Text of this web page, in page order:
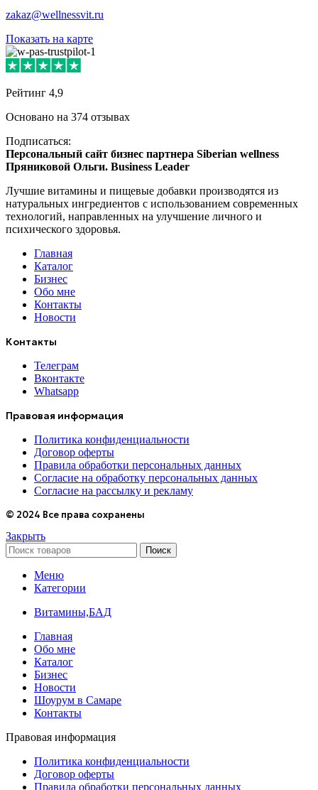
zakaz@wellnessvit.ru
Показать на карте
Рейтинг 4,9
Основано на 374 отзывах
Подписаться:
Персональный сайт бизнес партнера Siberian wellness
Пряниковой Ольги. Business Leader
Лучшие витамины и пищевые добавки производятся из
натуральных ингредиентов с использованием современных
технологий, направленных на улучшение личного и
психического здоровья.
Главная
Каталог
Бизнес
Обо мне
Контакты
Новости
Контакты
Телеграм
Вконтакте
Whatsapp
Правовая информация
Политика конфиденциальности
Договор оферты
Правила обработки персональных данных
Согласие на обработку персональных данных
Согласие на рассылку и рекламу
© 2024 Все права сохранены
Закрыть
Поиск
Меню
Категории
Витамины,БАД
Главная
Обо мне
Каталог
Бизнес
Новости
Шоурум в Самаре
Контакты
Правовая информация
Политика конфиденциальности
Договор оферты
Правила обработки персональных данных